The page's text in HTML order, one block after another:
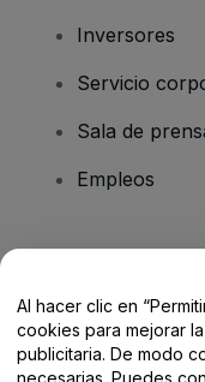
Inversores
Servicio
Sala de
Empleos
Centro de
Al hacer clic en
cookies para mejorar
publicitaria. De modo
necesarias. Puedes